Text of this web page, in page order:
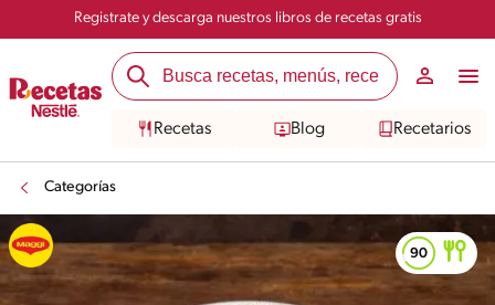
Registrate y descarga nuestros libros de recetas gratis
Recetas Blog Recetarios
Categorías